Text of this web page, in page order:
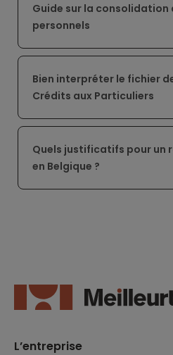
Guide sur la consolidation
personnels
Bien interpréter le fichier
Crédits aux Particuliers
Quels justificatifs pour un
en Belgique ?
L’entreprise